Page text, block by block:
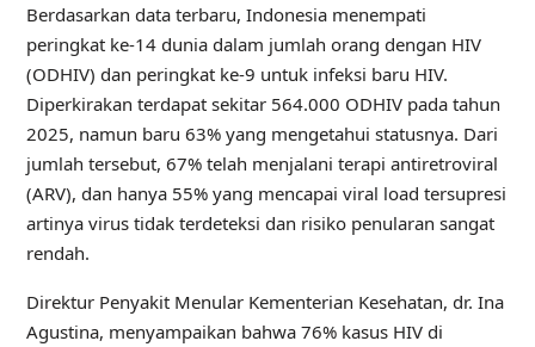
Berdasarkan data terbaru, Indonesia menempati
peringkat ke-14 dunia dalam jumlah orang dengan HIV
(ODHIV) dan peringkat ke-9 untuk infeksi baru HIV.
Diperkirakan terdapat sekitar 564.000 ODHIV pada tahun
2025, namun baru 63% yang mengetahui statusnya. Dari
jumlah tersebut, 67% telah menjalani terapi antiretroviral
(ARV), dan hanya 55% yang mencapai viral load tersupresi
artinya virus tidak terdeteksi dan risiko penularan sangat
rendah.
Direktur Penyakit Menular Kementerian Kesehatan, dr. Ina
Agustina, menyampaikan bahwa 76% kasus HIV di